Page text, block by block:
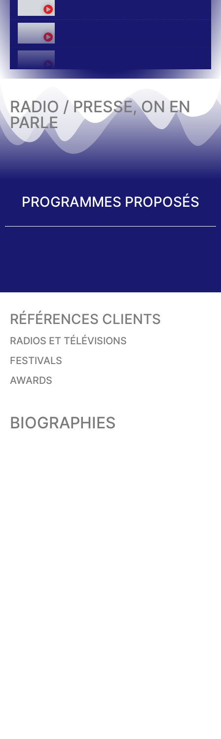
RADIO / PRESSE, ON EN
PARLE
PROGRAMMES PROPOSÉS
RÉFÉRENCES CLIENTS
RADIOS ET TÉLÉVISIONS
FESTIVALS
AWARDS
BIOGRAPHIES